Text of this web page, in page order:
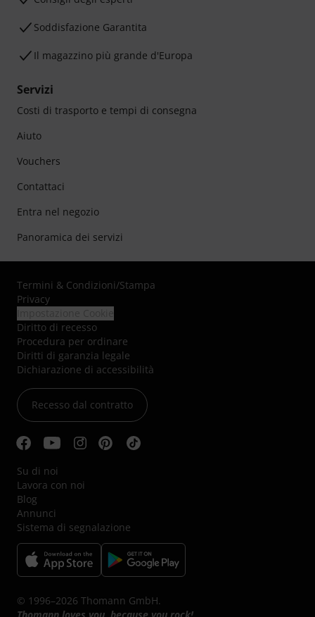
Soddisfazione Garantita
Il magazzino più grande d'Europa
Servizi
Costi di trasporto e tempi di consegna
Aiuto
Vouchers
Contattaci
Entra nel negozio
Panoramica dei servizi
Termini & Condizioni/Stampa
Privacy
Diritto di recesso
Procedura per ordinare
Diritti di garanzia legale
Dichiarazione di accessibilità
Recesso dal contratto
Su di noi
Lavora con noi
Blog
Annunci
Sistema di segnalazione
© 1996–2026 Thomann GmbH.